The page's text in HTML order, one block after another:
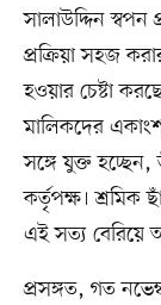
সালাউদ্দিন
প্রক্রিয়া সহজ
হওয়ার চেষ্টা
মালিকদের
সঙ্গে যুক্ত
কর্তৃপক্ষ। শ্রমিক
এই সত্য বেরিয়ে
প্রসঙ্গত, গত